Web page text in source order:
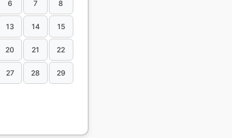
6 7 8
13 14 15
20 21 22
27 28 29